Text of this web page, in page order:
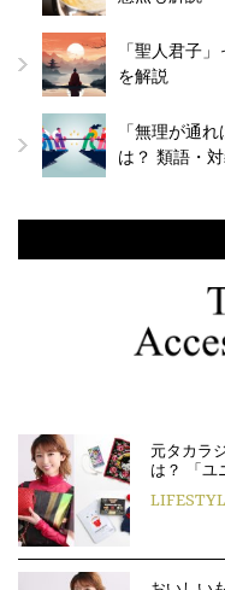
「聖人君子
を解説
「無理が通
は？ 類語・
元タカラ
は？ 「ユ